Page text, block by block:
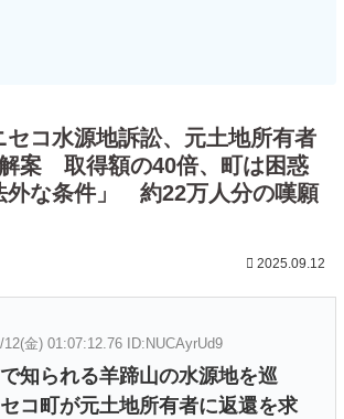
セコ水源地訴訟、元土地所有者
案 取得額の40倍、町は困惑
外な条件」 約22万人分の嘆願
2025.09.12
12(金) 01:07:12.76 ID:NUCAyrUd9
で知られる羊蹄山の水源地を巡
コ町が元土地所有者に返還を求